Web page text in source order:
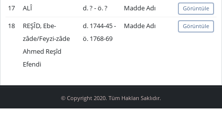
17 ALÎ d. ? - ö. ? Madde Adı Görüntüle
18
REŞÎD, Ebe-
zâde/Feyzi-zâde
Ahmed Reşîd
Efendi
d. 1744-45 -
ö. 1768-69
Madde Adı Görüntüle
© Copyright 2020. Tüm Hakları Saklıdır.